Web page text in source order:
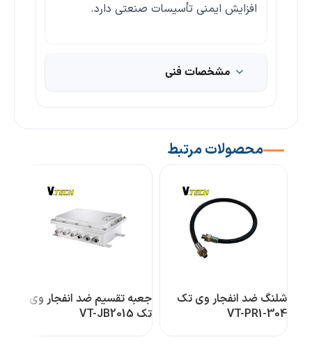
افزایش ایمنی تأسیسات صنعتی دارد.
مشخصات فنی
محصولات مرتبط
شلنگ ضد انفجار وی تک
VT-PR1-304
جعبه تقسیم ضد انفجار وی
تک VT-JB2015